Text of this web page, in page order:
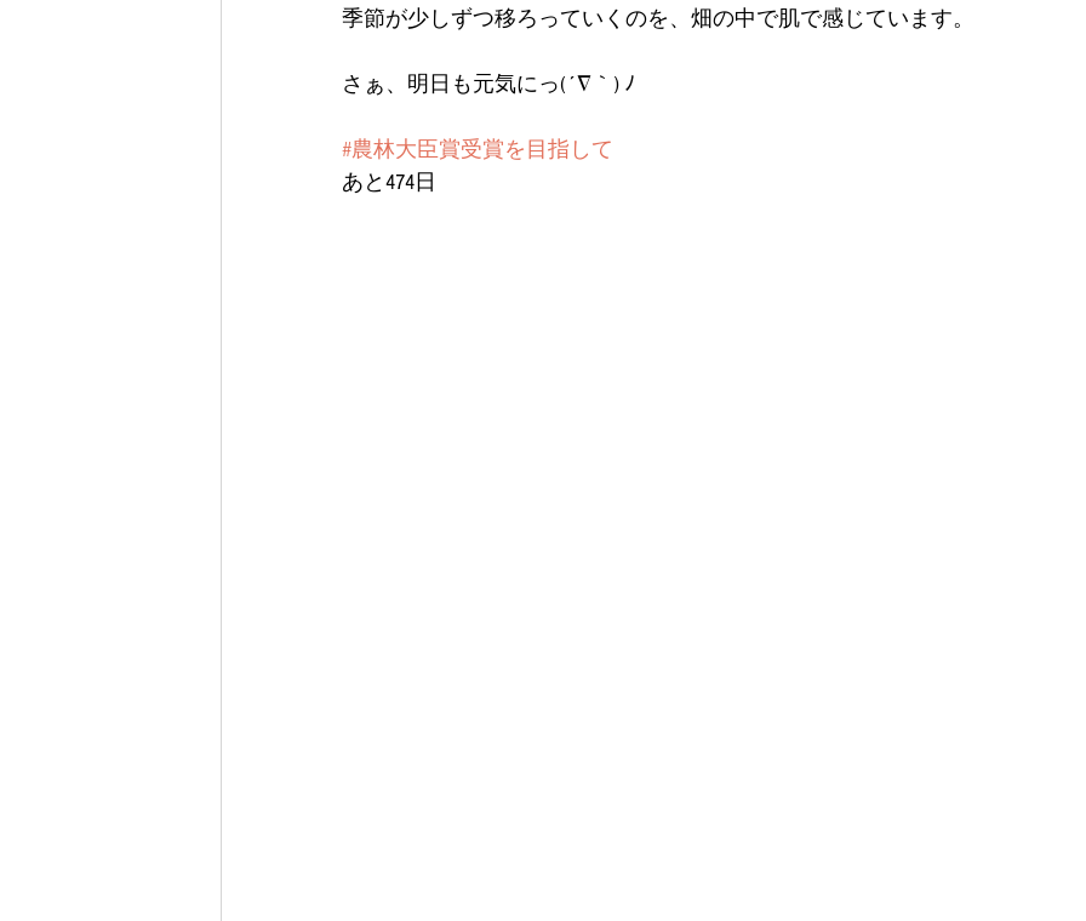
季節が少しずつ移ろっていくのを、畑の中で肌で感じています。
さぁ、明日も元気にっ(´∇｀) ﾉ
#農林大臣賞受賞を目指して
あと474日